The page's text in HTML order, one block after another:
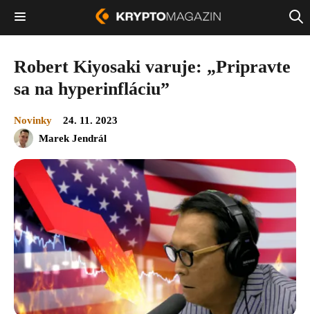
Robert Kiyosaki varuje: „Pripravte
sa na hyperinfláciu”
Novinky
24. 11. 2023
Marek Jendrál